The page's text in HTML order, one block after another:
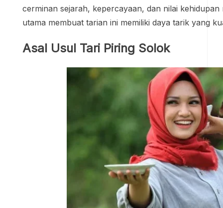
cerminan sejarah, kepercayaan, dan nilai
utama membuat tarian ini memiliki daya tarik yang
Asal Usul Tari Piring Solok